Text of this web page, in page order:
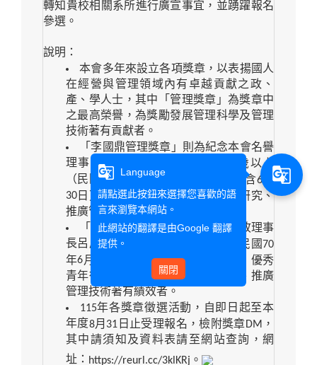
轉知貴校相關系所進行廣宣事宜，並踴躍報名
參選。
說明：
本會多年來設立各項獎章，以表揚國人
在經營與管理領域內有卓越貢獻之政、
產、學人士，其中「管理獎章」為獎章中
之最高榮譽，為獎勵發展管理科學及管理
技術著有貢獻者。
「李國鼎管理獎章」則為紀念本會名譽
理事長李國鼎資政所設，鼓勵
歲以上
（民國70年 月30 日以前出生者，不含6月
30 日），從事管理工作、管理學術研究、
推廣管理技術著有績效者。
「呂鳳章先生紀念獎章」為紀念故理事
長呂鳳章先生，並鼓勵
歲以下（民國 70
年6月 日以後出生者，含
日）優秀
青年從事管理工作、管理學術研究、推廣
管理技術著有績效者。
115年各獎章徵選活動，自即日起至本
年度8月 31 日止受理報名，檢附獎章DM ，
其中請須知及資料表請至網站查詢，網
址： https://reurl.cc/3klKRj 。
g_translate
Language
請點選此按鈕來選擇您喜歡的語
言來瀏覽本網站。
此網站的翻譯是由Google 翻譯
提供。
關閉
g_translate